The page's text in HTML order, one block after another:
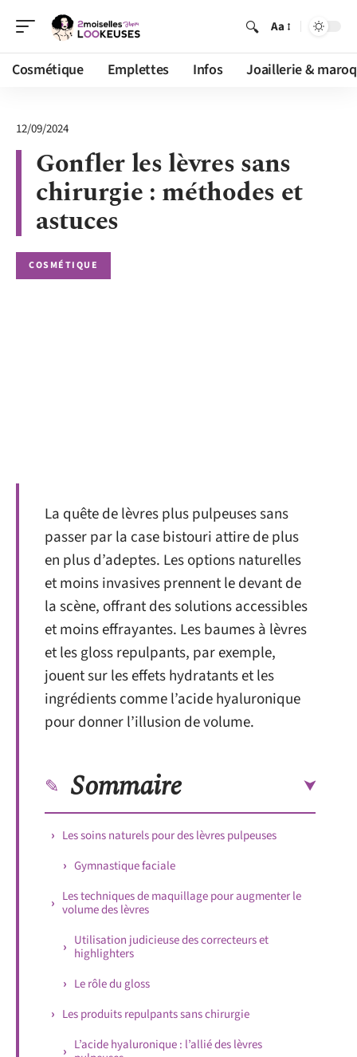
Aa
Cosmétique Emplettes Infos Joaillerie &
12/09/2024
Gonfler les lèvres sans
chirurgie : méthodes et
astuces
COSMÉTIQUE
La quête de lèvres plus pulpeuses sans
passer par la case bistouri attire de plus
en plus d’adeptes. Les options naturelles
et moins invasives prennent le devant de
la scène, offrant des solutions accessibles
et moins effrayantes. Les baumes à lèvres
et les gloss repulpants, par exemple,
jouent sur les effets hydratants et les
ingrédients comme l’acide hyaluronique
pour donner l’illusion de volume.
Sommaire
Les soins naturels pour des lèvres pulpeuses
Gymnastique faciale
Les techniques de maquillage pour augmenter le
volume des lèvres
Utilisation judicieuse des correcteurs et
highlighters
Le rôle du gloss
Les produits repulpants sans chirurgie
L’acide hyaluronique : l’allié des lèvres